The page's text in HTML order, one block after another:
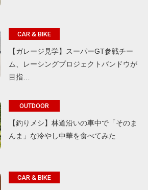
CAR & BIKE
【ガレージ見学】スーパーGT参戦チー
ム、レーシングプロジェクトバンドウが
目指…
OUTDOOR
【釣りメシ】林道沿いの車中で「そのま
んま」な冷やし中華を食べてみた
CAR & BIKE